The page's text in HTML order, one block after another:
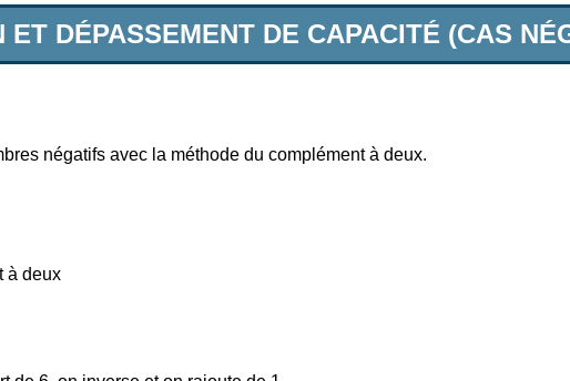
ET DÉPASSEMENT DE CAPACITÉ (CAS
négatifs avec la méthode du complément à deux.
à deux